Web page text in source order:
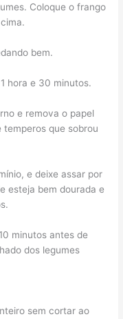
Coloque o frango
bem.
hora e 30 minutos.
e remova o papel
que sobrou
e deixe assar por
esteja bem dourada e
minutos antes de
dos legumes
sem cortar ao